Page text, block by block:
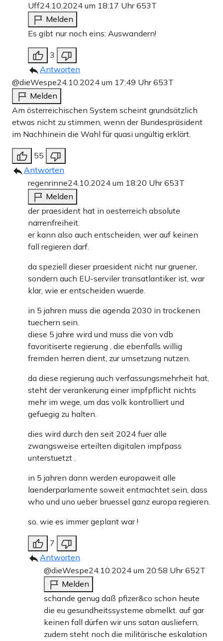
Uff24.10.2024 um 18:17 Uhr653T
Melden
Es gibt nur noch eins: Auswandern!
3
Antworten
@dieWespe24.10.2024 um 17:49 Uhr653T
Melden
Am österreichischen System scheint grundsätzlich
etwas nicht zu stimmen, wenn der Bundespräsident
im Nachhinein die Wahl für quasi ungültig erklärt.
55
Antworten
regenrinne24.10.2024 um 18:20 Uhr653T
Melden
der praesident hat in oesterreich absolute
narrenfreiheit.
er kann also auch entscheiden, wer auf keinen
fall regieren darf.
da speziell dieser praesident nicht nur gruener,
sondern auch EU-serviler transatlantiker ist, war
klar, wie er entscheiden wuerde.
in 5 jahren muss die agenda 2030 in trockenen
tuechern sein.
diese 5 jahre wird und muss die von vdb
favoritiserte regierung , die ebenfalls willig
fremden herren dient, zur umsetzung nutzen.
da diese regierung auch verfassungsmehrheit hat,
steht der verankerung einer impfpflicht nichts
mehr im wege, um das volk kontrolliert und
gefuegig zu halten.
dies wird durch den seit 2024 fuer alle
zwangsweise erteilten digitalen impfpass
unterstuetzt .
in 5 jahren dann werden europaweit alle
laenderparlamente soweit entmachtet sein, dass
who und uno ueber bruessel ganz europa regieren.
so, wie es immer geplant war !
7
Antworten
@dieWespe24.10.2024 um 20:58 Uhr652T
Melden
schande genug daß pfizer&co schon heute
die eu gesundheitssysteme abmelkt. auf gar
keinen fall dürfen wir uns satan ausliefern,
zudem steht noch die militärische eskalation